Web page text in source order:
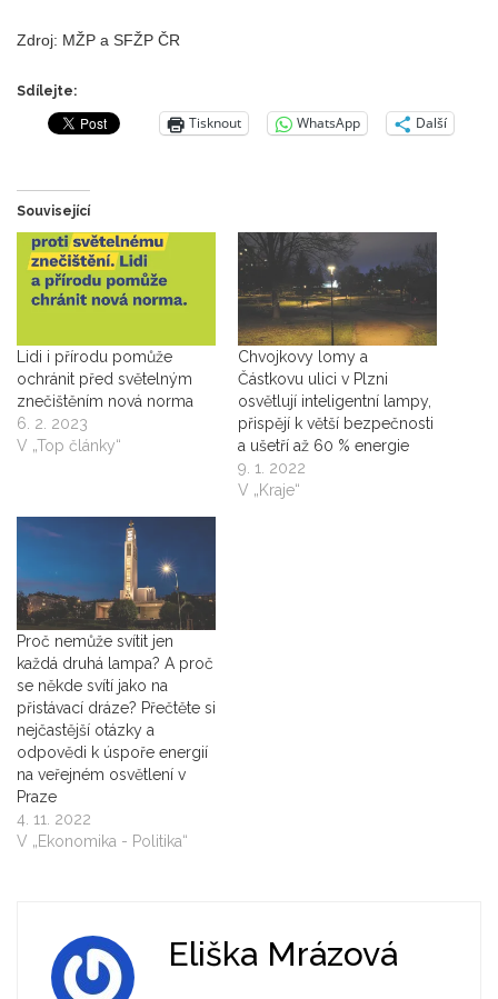
Zdroj: MŽP a SFŽP ČR
Sdílejte:
Tisknout WhatsApp Další
Související
Lidi i přírodu pomůže
ochránit před světelným
znečištěním nová norma
6. 2. 2023
V „Top články“
Chvojkovy lomy a
Částkovu ulici v Plzni
osvětlují inteligentní lampy,
přispějí k větší bezpečnosti
a ušetří až 60 % energie
9. 1. 2022
V „Kraje“
Proč nemůže svítit jen
každá druhá lampa? A proč
se někde svítí jako na
přistávací dráze? Přečtěte si
nejčastější otázky a
odpovědi k úspoře energií
na veřejném osvětlení v
Praze
4. 11. 2022
V „Ekonomika - Politika“
Eliška Mrázová